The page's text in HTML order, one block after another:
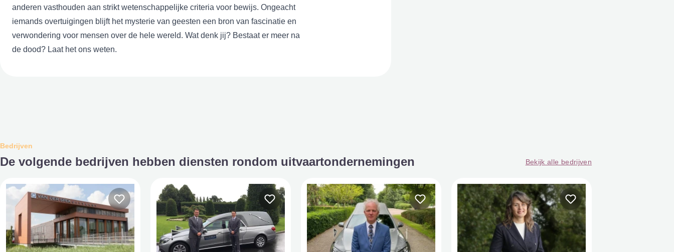
anderen vasthouden aan strikt wetenschappelijke criteria voor bewijs. Ongeacht
iemands overtuigingen blijft het mysterie van geesten een bron van fascinatie en
verwondering voor mensen over de hele wereld. Wat denk jij? Bestaat er meer na
de dood? Laat het ons weten.
Bedrijven
De volgende bedrijven hebben diensten rondom uitvaartondernemingen Bekijk alle bedrijven